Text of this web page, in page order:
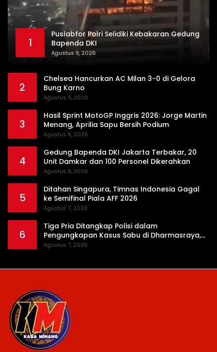
1
Puslabfor Polri Selidiki Kebakaran Gedung
Bapenda DKI
Agustus 9, 2026
2
Chelsea Hancurkan AC Milan 3-0 di Gelora
Bung Karno
Agustus 9, 2026
3
Hasil Sprint MotoGP Inggris 2026: Jorge Martin
Menang, Aprilia Sapu Bersih Podium
Agustus 8, 2026
4
Gedung Bapenda DKI Jakarta Terbakar, 20
Unit Damkar dan 100 Personel Dikerahkan
Agustus 8, 2026
5
Ditahan Singapura, Timnas Indonesia Gagal
ke Semifinal Piala AFF 2026
Agustus 7, 2026
6
Tiga Pria Ditangkap Polisi dalam
Pengungkapan Kasus Sabu di Dharmasraya,
Timbangan Digital hingga Bong Disita
Agustus 7, 2026